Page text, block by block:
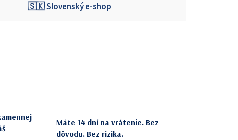
🇸🇰 Slovenský e-shop
Máte 14 dní na vrátenie. Bez
dôvodu. Bez rizika.